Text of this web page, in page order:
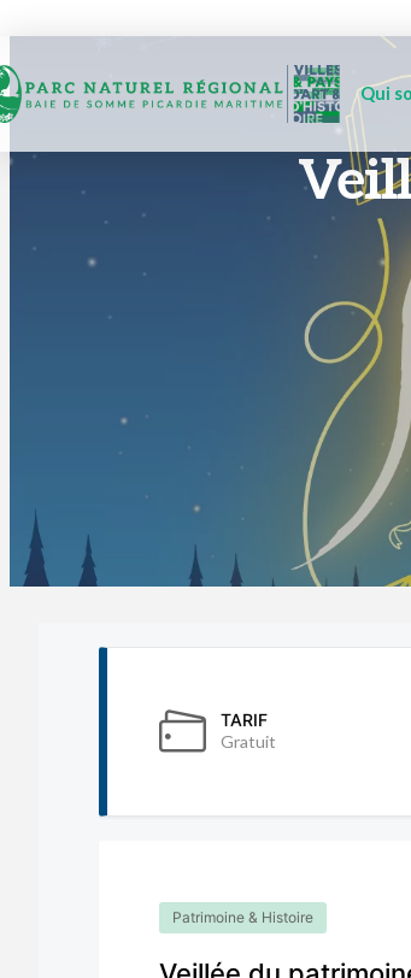
Qui
TARIF
Gratuit
Patrimoine & Histoire